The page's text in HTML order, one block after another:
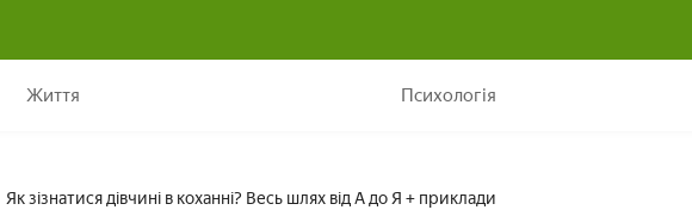
Життя Психологія
Як зізнатися дівчині в коханні? Весь шлях від А до Я + приклади